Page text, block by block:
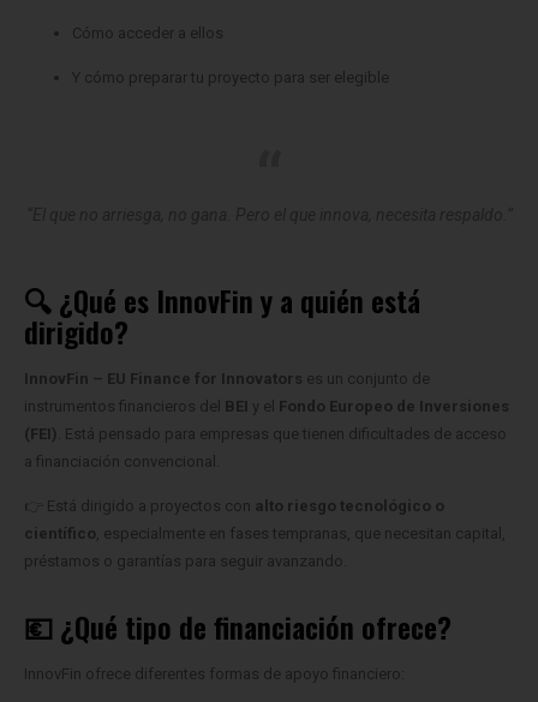
Cómo acceder a ellos
Y cómo preparar tu proyecto para ser elegible
🔍 ¿Qué es InnovFin y a quién está
dirigido?
InnovFin – EU Finance for Innovators es un conjunto de
instrumentos financieros del BEI y el Fondo Europeo de Inversiones
(FEI) . Está pensado para empresas que tienen dificultades de acceso
a financiación convencional.
👉 Está dirigido a proyectos con alto riesgo tecnológico o
científico, especialmente en fases tempranas, que necesitan capital,
préstamos o garantías para seguir avanzando.
💶 ¿Qué tipo de financiación ofrece?
InnovFin ofrece diferentes formas de apoyo financiero: